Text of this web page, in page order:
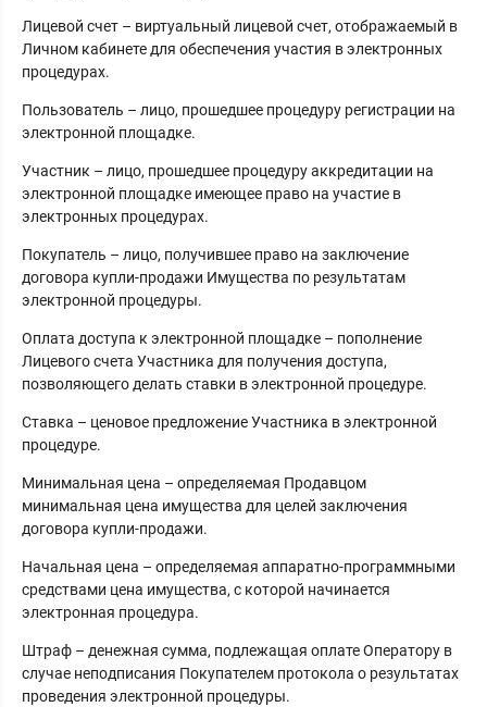
Лицевой счет – виртуальный лицевой счет, отображаемый в
Личном кабинете для обеспечения участия в электронных
процедурах.
Пользователь – лицо, прошедшее процедуру регистрации на
электронной площадке.
Участник – лицо, прошедшее процедуру аккредитации на
электронной площадке имеющее право на участие в
электронных процедурах.
Покупатель – лицо, получившее право на заключение
договора купли-продажи Имущества по результатам
электронной процедуры.
Оплата доступа к электронной площадке – пополнение
Лицевого счета Участника для получения доступа,
позволяющего делать ставки в электронной процедуре.
Ставка – ценовое предложение Участника в электронной
процедуре.
Минимальная цена – определяемая Продавцом
минимальная цена имущества для целей заключения
договора купли-продажи.
Начальная цена – определяемая аппаратно-программными
средствами цена имущества, с которой начинается
электронная процедура.
Штраф – денежная сумма, подлежащая оплате Оператору в
случае неподписания Покупателем протокола о результатах
проведения электронной процедуры.